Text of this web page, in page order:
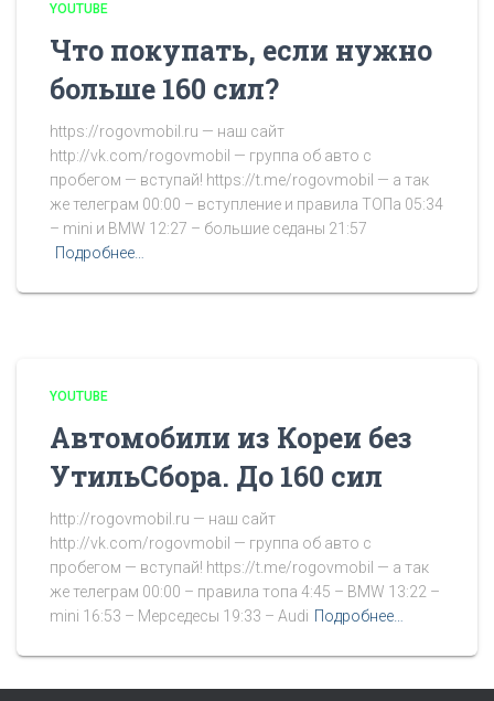
YOUTUBE
Что покупать, если нужно
больше 160 сил?
https://rogovmobil.ru — наш сайт
http://vk.com/rogovmobil — группа об авто с
пробегом — вступай! https://t.me/rogovmobil — а так
же телеграм 00:00 – вступление и правила ТОПа 05:34
– mini и BMW 12:27 – большие седаны 21:57
Подробнее…
YOUTUBE
Автомобили из Кореи без
УтильСбора. До 160 сил
http://rogovmobil.ru — наш сайт
http://vk.com/rogovmobil — группа об авто с
пробегом — вступай! https://t.me/rogovmobil — а так
же телеграм 00:00 – правила топа 4:45 – BMW 13:22 –
mini 16:53 – Мерседесы 19:33 – Audi Подробнее…